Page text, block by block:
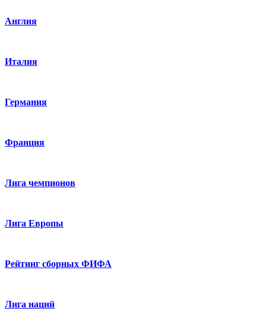
Англия
Италия
Германия
Франция
Лига чемпионов
Лига Европы
Рейтинг сборных ФИФА
Лига наций